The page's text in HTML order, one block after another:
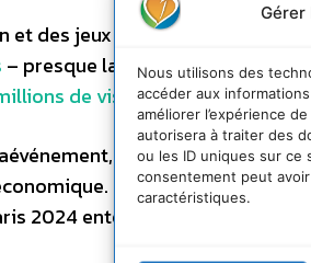
Gérer
Nous utilisons des
accéder aux
améliorer l’expérience
autorisera à traiter des
ou les ID uniques sur
consentement peut
caractéristiques.
et des jeux », disaient les
– presque la moitié de
de visiteurs attendus à
sportif ou non
Et en particulier sa
2024 entendent ainsi être les